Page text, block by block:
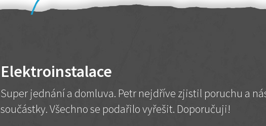
Elektroinstalace
Super jednání a domluva. Petr nejdříve zjistil poruchu a
součástky. Všechno se podařilo vyřešit. Doporučuji!